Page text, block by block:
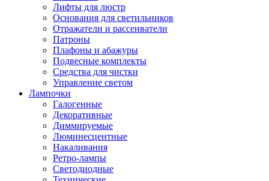
Лифты для люстр
Основания для светильников
Отражатели и рассеиватели
Патроны
Плафоны и абажуры
Подвесные комплекты
Средства для чистки
Управление светом
Лампочки
Галогенные
Декоративные
Диммируемые
Люминесцентные
Накаливания
Ретро-лампы
Светодиодные